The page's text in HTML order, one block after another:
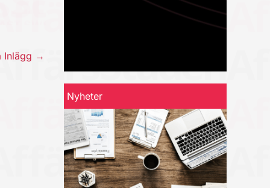
Inlägg →
Nyheter